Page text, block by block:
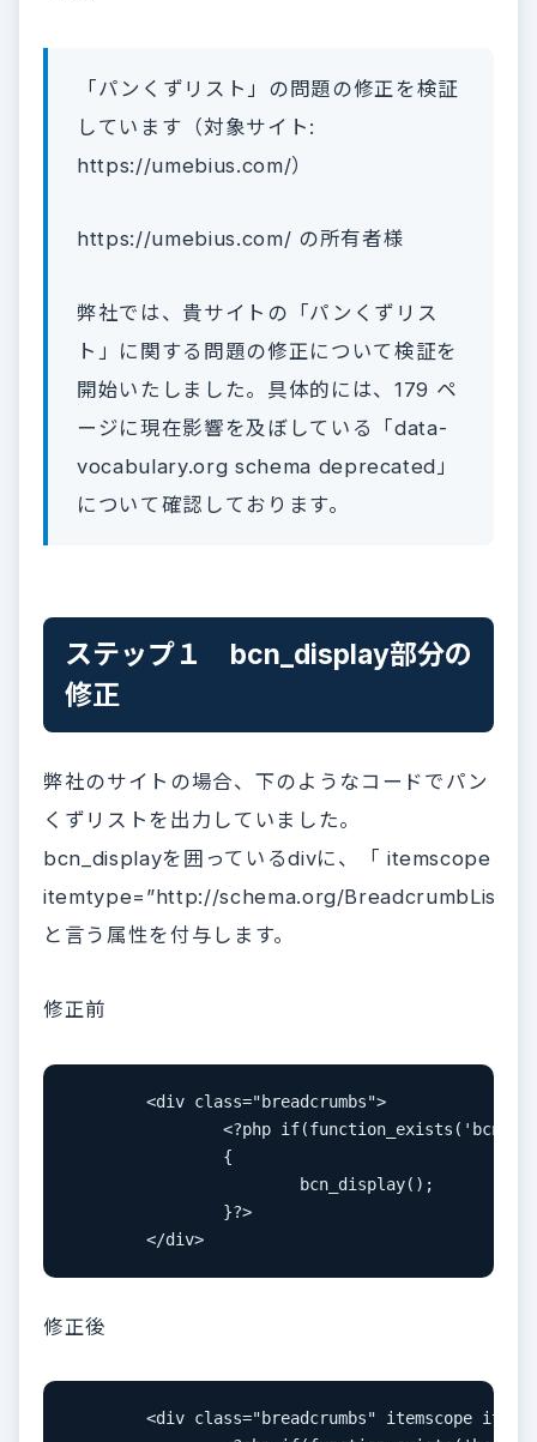
「パンくずリスト」の問題の修正を検証
しています（対象サイト:
https://umebius.com/）
https://umebius.com/ の所有者様
弊社では、貴サイトの「パンくずリス
ト」に関する問題の修正について検証を
開始いたしました。具体的には、179 ペ
ージに現在影響を及ぼしている「data-
vocabulary.org schema deprecated」
について確認しております。
ステップ１ bcn_display部分の
修正
弊社のサイトの場合、下のようなコードでパン
くずリストを出力していました。
bcn_displayを囲っているdivに、「 itemscope
itemtype=”http://schema.org/BreadcrumbList”」
と言う属性を付与します。
修正前
	</div>
修正後